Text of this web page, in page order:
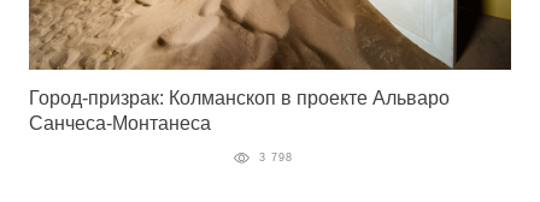
Город-призрак: Колманскоп в проекте Альваро
Санчеса-Монтанеса
3 798